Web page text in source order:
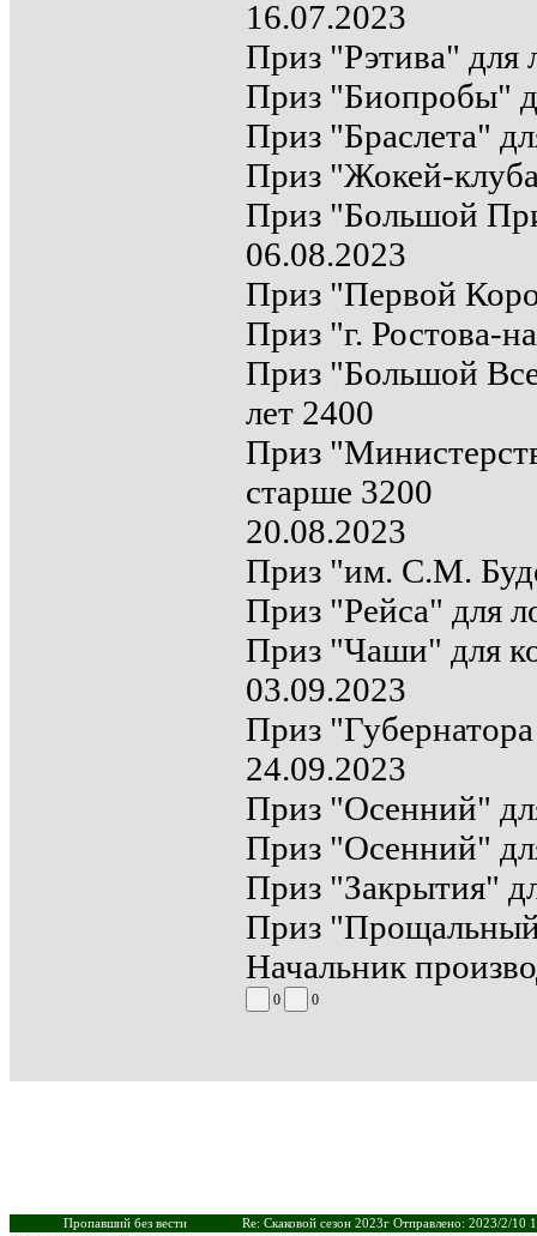
16.07.2023
Приз "Рэтива" для
Приз "Биопробы"
Приз "Браслета"
Приз "Жокей-
Приз "Большой
06.08.2023
Приз "Первой
Приз "г. Ростова-
Приз "Большой
лет 2400
Приз
старше 3200
20.08.2023
Приз "им. С.М.
Приз "Рейса" для
Приз "Чаши" для
03.09.2023
Приз
24.09.2023
Приз "Осенний"
Приз "Осенний"
Приз "Закрытия"
Приз
Начальник
0 0
Пропавший без вести Re: Скаковой сезон 2023г Отправлено: 2023/2/10